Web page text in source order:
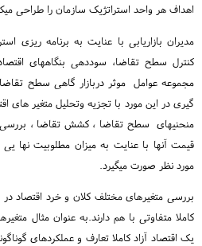
اهداف هر واحد استراتژیک سازمان را طراحی
مدیران بازاریابی با عنایت به برنامه ریزی
کنترل سطح تقاضا، سوددهی بنگاههای
مجموعه عوامل موثر دربازار گاهی سطح
گیری در این مورد با تجزیه وتحلیل متغیر
منحنیهای سطح تقاضا ، کشش تقاضا ،
قیمت آنها با عنایت به میزان مطلوبیت نها یی
مورد نظر صورت میگیرد.
بررسی متغیرهای مختلف کلان و خرد اقتصاد
کاملا متفاوتی با هم دارند.به عنوان مثال
یک اقتصاد آزاد کاملا تعارف و عملکردهای